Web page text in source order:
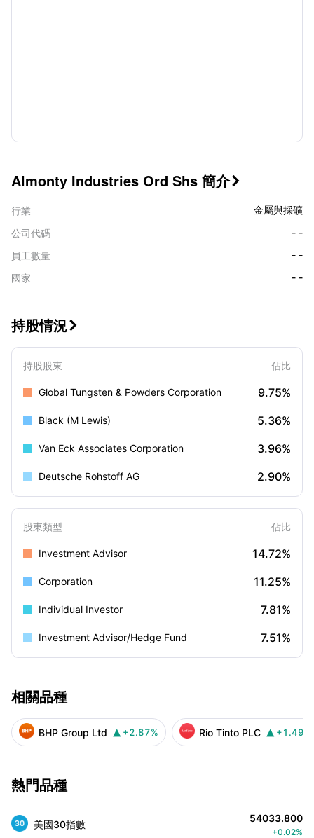
Almonty Industries Ord Shs 簡介
行業
金屬與採礦
公司代碼
- -
員工數量
- -
國家
- -
持股情況
持股股東 佔比
Global Tungsten & Powders Corporation 9.75%
Black (M Lewis) 5.36%
Van Eck Associates Corporation 3.96%
Deutsche Rohstoff AG 2.90%
股東類型 佔比
Investment Advisor 14.72%
Corporation 11.25%
Individual Investor 7.81%
Investment Advisor/Hedge Fund 7.51%
相關品種
BHP Group Ltd  +2.87% Rio Tinto PLC  +1.49%
熱門品種
美國30指數 54033.800
+0.02%